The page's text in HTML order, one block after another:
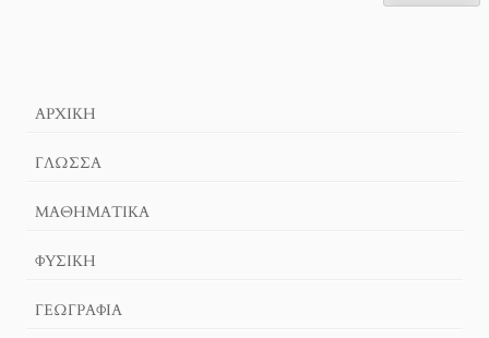
ΑΡΧΙΚΉ
ΓΛΏΣΣΑ
ΜΑΘΗΜΑΤΙΚΆ
ΦΥΣΙΚΗ
ΓΕΩΓΡΑΦΊΑ